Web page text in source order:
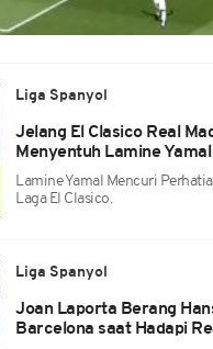
Liga Spanyol
Jelang El Clasico Real
Menyentuh Lamine
Lamine Yamal Mencuri
Laga El Clasico.
Liga Spanyol
Joan Laporta Berang
Barcelona saat Hadapi